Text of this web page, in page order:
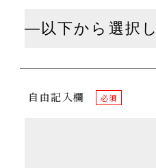
自由記入欄 必須